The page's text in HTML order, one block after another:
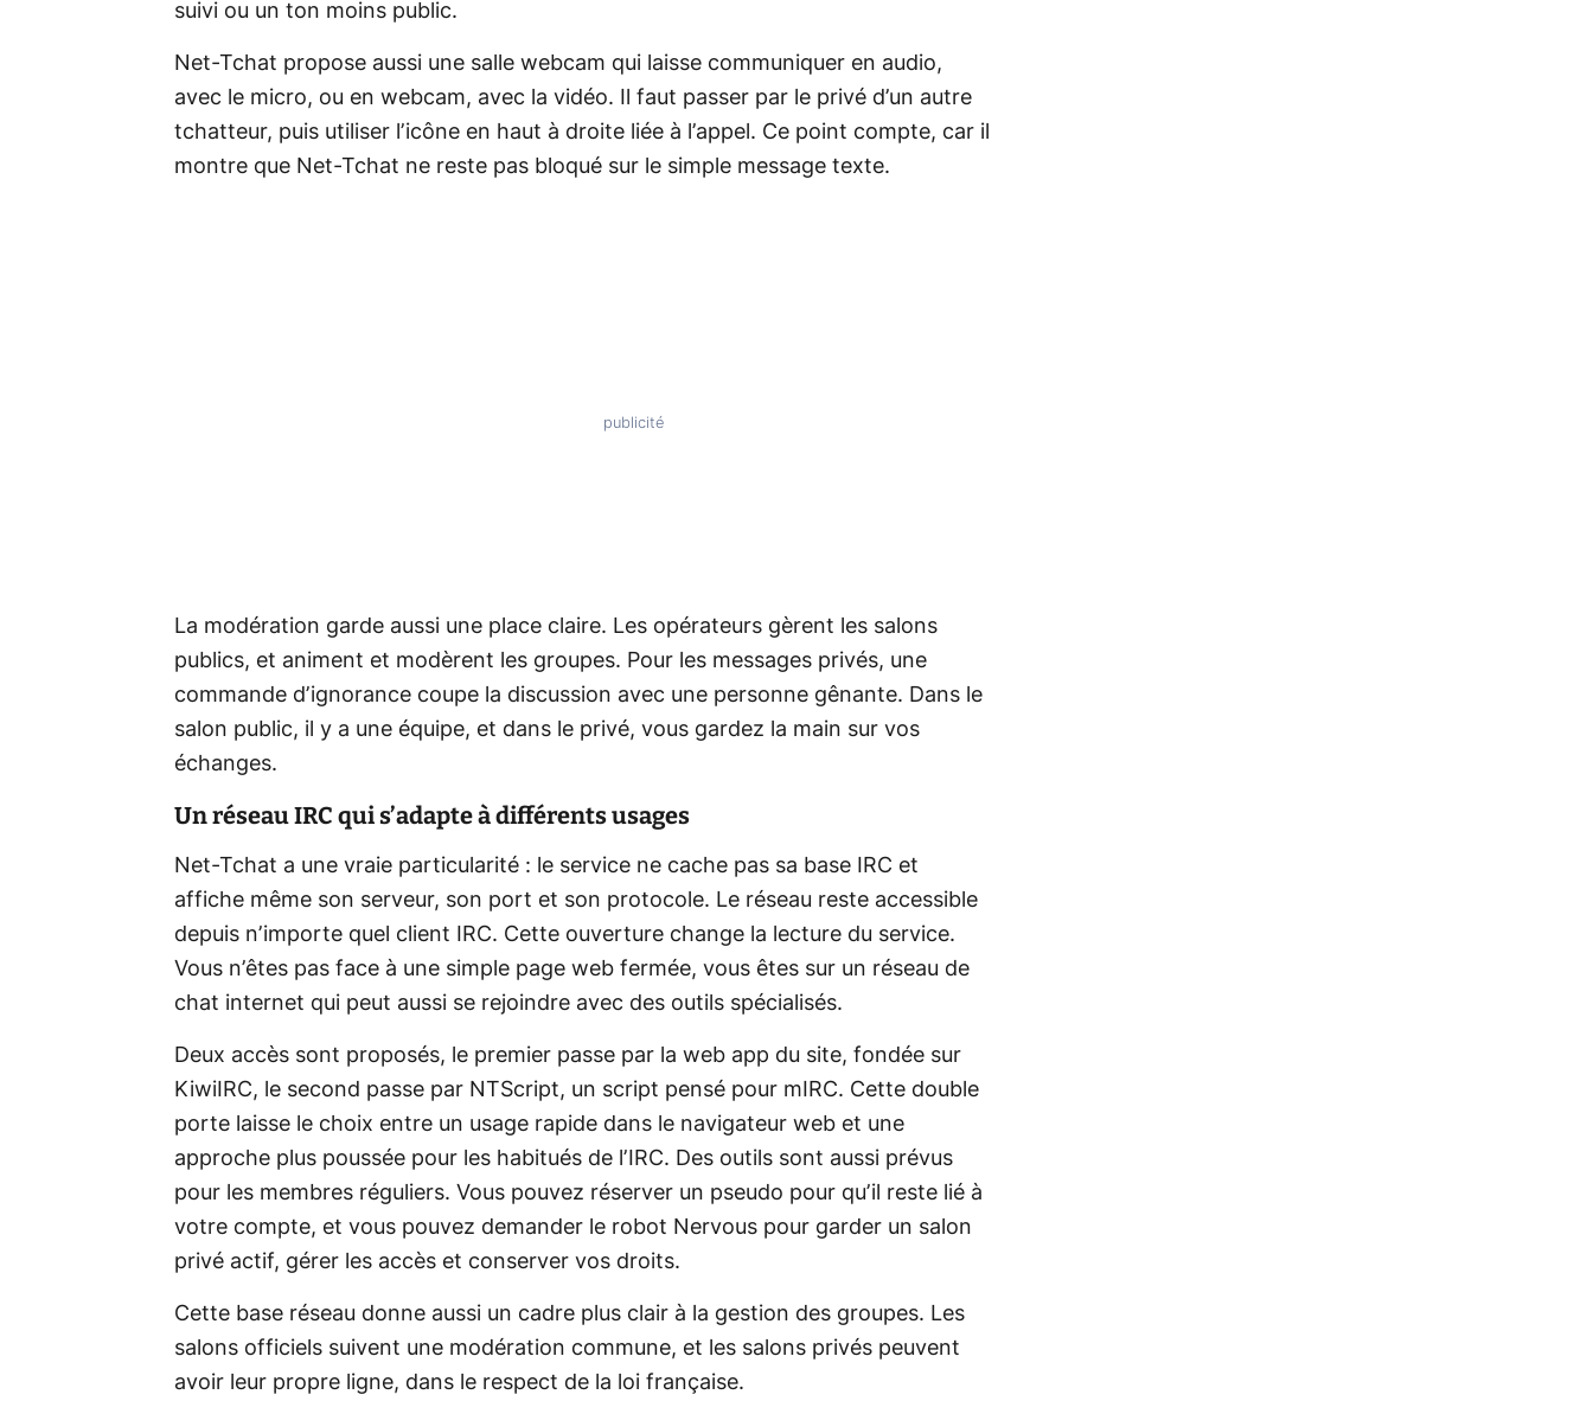
suivi ou un ton moins public.
Net-Tchat propose aussi une salle webcam qui laisse communiquer en audio,
avec le micro, ou en webcam, avec la vidéo. Il faut passer par le privé d’un autre
tchatteur, puis utiliser l’icône en haut à droite liée à l’appel. Ce point compte, car il
montre que Net-Tchat ne reste pas bloqué sur le simple message texte.
La modération garde aussi une place claire. Les opérateurs gèrent les salons
publics, et animent et modèrent les groupes. Pour les messages privés, une
commande d’ignorance coupe la discussion avec une personne gênante. Dans le
salon public, il y a une équipe, et dans le privé, vous gardez la main sur vos
échanges.
Un réseau IRC qui s’adapte à différents usages
Net-Tchat a une vraie particularité : le service ne cache pas sa base IRC et
affiche même son serveur, son port et son protocole. Le réseau reste accessible
depuis n’importe quel client IRC. Cette ouverture change la lecture du service.
Vous n’êtes pas face à une simple page web fermée, vous êtes sur un réseau de
chat internet qui peut aussi se rejoindre avec des outils spécialisés.
Deux accès sont proposés, le premier passe par la web app du site, fondée sur
KiwiIRC, le second passe par NTScript, un script pensé pour mIRC. Cette double
porte laisse le choix entre un usage rapide dans le navigateur web et une
approche plus poussée pour les habitués de l’IRC. Des outils sont aussi prévus
pour les membres réguliers. Vous pouvez réserver un pseudo pour qu’il reste lié à
votre compte, et vous pouvez demander le robot Nervous pour garder un salon
privé actif, gérer les accès et conserver vos droits.
Cette base réseau donne aussi un cadre plus clair à la gestion des groupes. Les
salons officiels suivent une modération commune, et les salons privés peuvent
avoir leur propre ligne, dans le respect de la loi française.